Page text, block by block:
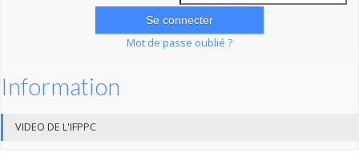
Mot de passe oublié ?
Information
VIDEO DE L'IFPPC